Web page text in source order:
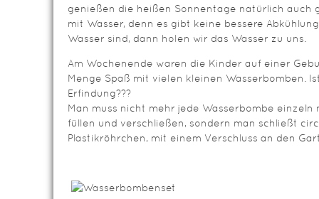
genießen die heißen Sonnentage natürlich auch
mit Wasser, denn es gibt keine bessere
Wasser sind, dann holen wir das Wasser zu uns.
Am Wochenende waren die Kinder auf einer
Menge Spaß mit vielen kleinen Wasserbomben.
Erfindung???
Man muss nicht mehr jede Wasserbombe einzeln
füllen und verschließen, sondern man schließt
Plastikröhrchen, mit einem Verschluss an den